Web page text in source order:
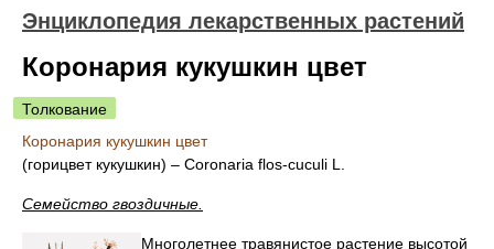
Энциклопедия лекарственных растений
Коронария кукушкин цвет
Толкование
Коронария кукушкин цвет
(горицвет кукушкин) – Coronaria flos-cuculi L.
Семейство гвоздичные.
Многолетнее травянистое растение высотой